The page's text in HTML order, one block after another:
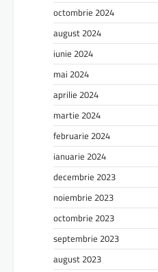
octombrie 2024
august 2024
iunie 2024
mai 2024
aprilie 2024
martie 2024
februarie 2024
ianuarie 2024
decembrie 2023
noiembrie 2023
octombrie 2023
septembrie 2023
august 2023